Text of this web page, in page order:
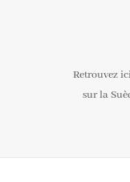
Retrouvez
sur la